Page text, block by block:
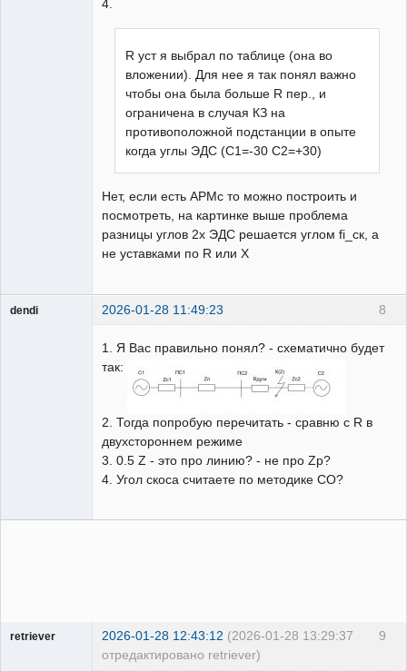
4.
R уст я выбрал по таблице (она во
вложении). Для нее я так понял важно
чтобы она была больше R пер., и
ограничена в случая КЗ на
противоположной подстанции в опыте
когда углы ЭДС (С1=-30 С2=+30)
Нет, если есть АРМс то можно построить и
посмотреть, на картинке выше проблема
разницы углов 2х ЭДС решается углом fi_ск, а
не уставками по R или X
8
dendi 2026-01-28 11:49:23
1. Я Вас правильно понял? - схематично будет
так:
2. Тогда попробую перечитать - сравню с R в
двухстороннем режиме
3. 0.5 Z - это про линию? - не про Zр?
4. Угол скоса считаете по методике СО?
9
retriever 2026-01-28 12:43:12 (2026-01-28 13:29:37
отредактировано retriever)